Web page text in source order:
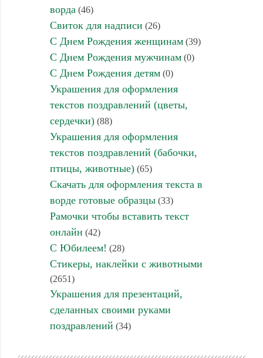
ворда (46)
Свиток для надписи (26)
С Днем Рождения женщинам(39)
С Днем Рождения мужчинам(0)
С Днем Рождения детям(0)
Украшения для оформления
текстов поздравлений (цветы,
сердечки)(88)
Украшения для оформления
текстов поздравлений (бабочки,
птицы, животные)(65)
Скачать для оформления текста в
ворде готовые образцы(33)
Рамочки чтобы вставить текст
онлайн (42)
С Юбилеем! (28)
Стикеры, наклейки с животными
(2651)
Украшения для презентаций,
сделанных своими руками
поздравлений (34)